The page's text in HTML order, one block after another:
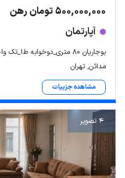
500,000,000 تومان رهن
آپارتمان
بوجاریان ۸۰ متری_دوخوابه ط۱_تک واحدی
مدائن, تهران
مشاهده جزییات
4 تصویر